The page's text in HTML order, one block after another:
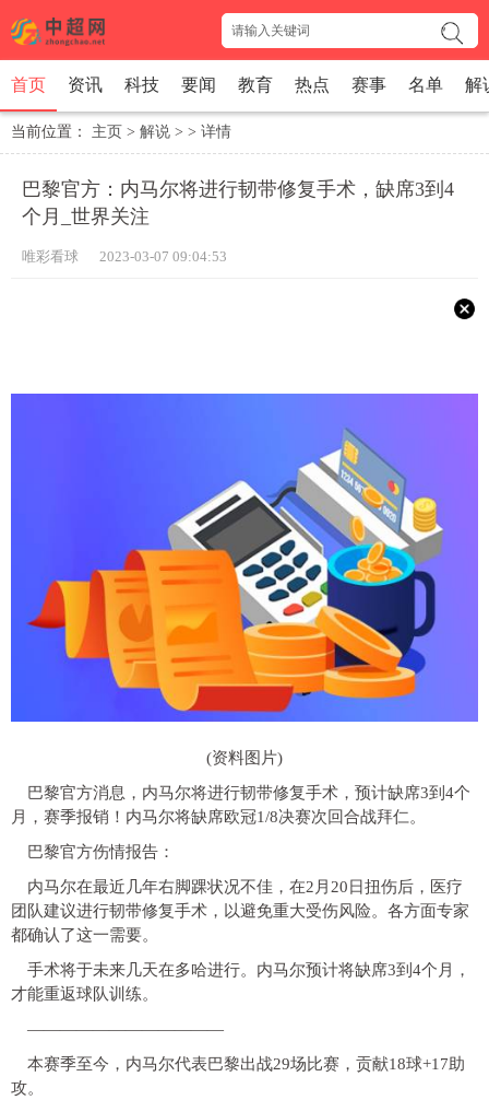
首页 资讯 科技 要闻 教育 热点 赛事 名单 解
当前位置： 主页 > 解说 > > 详情
巴黎官方：内马尔将进行韧带修复手术，缺席3到4
个月_世界关注
唯彩看球 2023-03-07 09:04:53
(资料图片)
巴黎官方消息，内马尔将进行韧带修复手术，预计缺席3到4个
月，赛季报销！内马尔将缺席欧冠1/8决赛次回合战拜仁。
巴黎官方伤情报告：
内马尔在最近几年右脚踝状况不佳，在2月20日扭伤后，医疗
团队建议进行韧带修复手术，以避免重大受伤风险。各方面专家
都确认了这一需要。
手术将于未来几天在多哈进行。内马尔预计将缺席3到4个月，
才能重返球队训练。
————————————
本赛季至今，内马尔代表巴黎出战29场比赛，贡献18球+17助
攻。